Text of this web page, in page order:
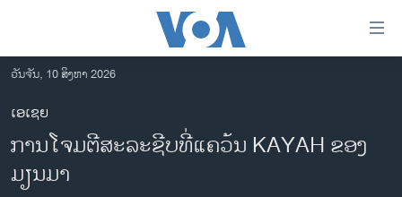
ເຂົ້າ
ຫາ
ຂ້າມ
ຂ້າມ
ຂ້າມ
ໄປ
ລາວ
ອາເມຣິກາ
ການເລືອກຕັ້ງ ປະທານາທີບໍດີ ສະຫະລັດ 2024
ວັນຈັນ, 10 ສິງຫາ 2026
ເອເຊຍ
ການໂຈມຕີສະລະຊີບທີ່ແຄວ້ນ KAYAH ຂອງ
ມຽນມາ